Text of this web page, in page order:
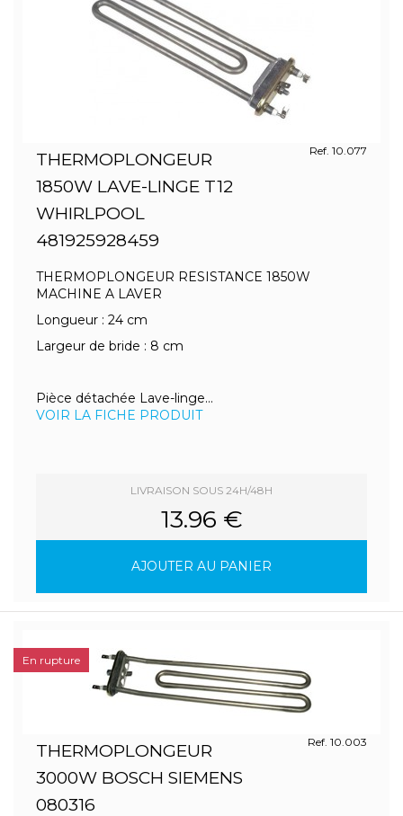
THERMOPLONGEUR
1850W LAVE-LINGE T12
WHIRLPOOL
481925928459
Ref. 10.077
THERMOPLONGEUR RESISTANCE 1850W
MACHINE A LAVER
Longueur : 24 cm
Largeur de bride : 8 cm
Pièce détachée Lave-linge...
VOIR LA FICHE PRODUIT
LIVRAISON SOUS 24H/48H
13.96 €
AJOUTER AU PANIER
THERMOPLONGEUR
3000W BOSCH SIEMENS
080316
Ref. 10.003
En rupture